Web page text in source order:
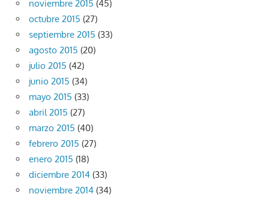
noviembre 2015 (45)
octubre 2015 (27)
septiembre 2015 (33)
agosto 2015 (20)
julio 2015 (42)
junio 2015 (34)
mayo 2015 (33)
abril 2015 (27)
marzo 2015 (40)
febrero 2015 (27)
enero 2015 (18)
diciembre 2014 (33)
noviembre 2014 (34)